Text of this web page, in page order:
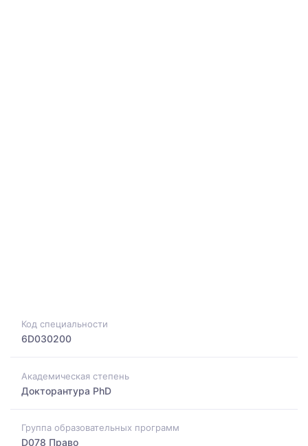
Код специальности
6D030200
Академическая степень
Докторантура PhD
Группа образовательных программ
D078 Право